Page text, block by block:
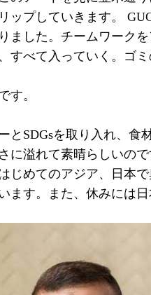
ップしていきます。
ました。チームワーク
すべて入っていく。ゴ
す。
とSDGsを取り入れ、
に溢れて素晴らしいの
じめてのアジア、日本
ます。また、休みには